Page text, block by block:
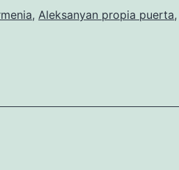
, Aleksanyan propia puerta